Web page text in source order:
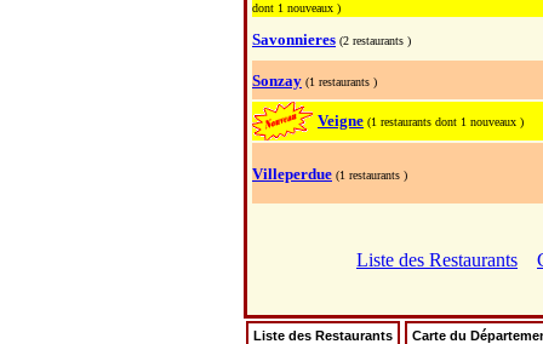
dont 1 nouveaux )
Savonnieres (2 restaurants )
Sonzay (1 restaurants )
Veigne (1 restaurants dont 1 nouveaux )
Villeperdue (1 restaurants )
Liste des Restaurants
Liste des Restaurants Carte du